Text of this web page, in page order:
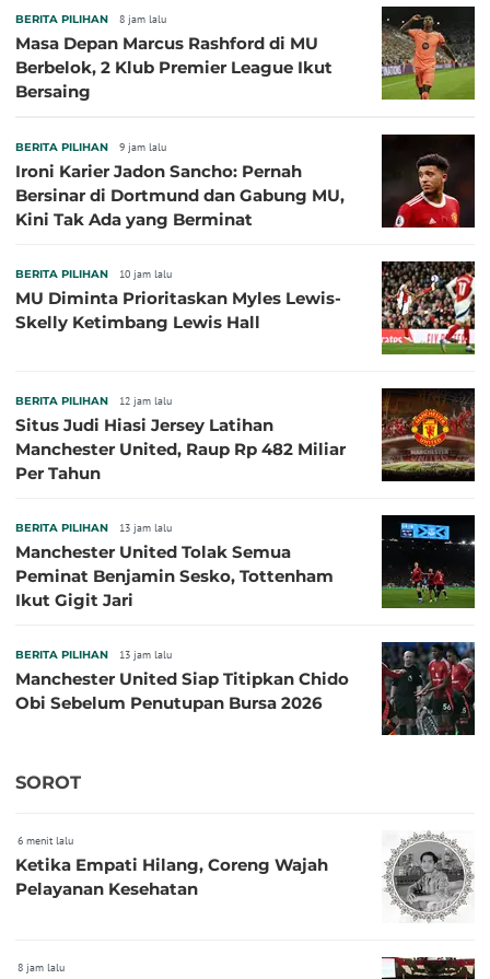
BERITA PILIHAN 8 jam lalu
Masa Depan Marcus Rashford di MU
Berbelok, 2 Klub Premier League Ikut
Bersaing
BERITA PILIHAN 9 jam lalu
Ironi Karier Jadon Sancho: Pernah
Bersinar di Dortmund dan Gabung MU,
Kini Tak Ada yang Berminat
BERITA PILIHAN 10 jam lalu
MU Diminta Prioritaskan Myles Lewis-
Skelly Ketimbang Lewis Hall
BERITA PILIHAN 12 jam lalu
Situs Judi Hiasi Jersey Latihan
Manchester United, Raup Rp 482 Miliar
Per Tahun
BERITA PILIHAN 13 jam lalu
Manchester United Tolak Semua
Peminat Benjamin Sesko, Tottenham
Ikut Gigit Jari
BERITA PILIHAN 13 jam lalu
Manchester United Siap Titipkan Chido
Obi Sebelum Penutupan Bursa 2026
SOROT
6 menit lalu
Ketika Empati Hilang, Coreng Wajah
Pelayanan Kesehatan
8 jam lalu